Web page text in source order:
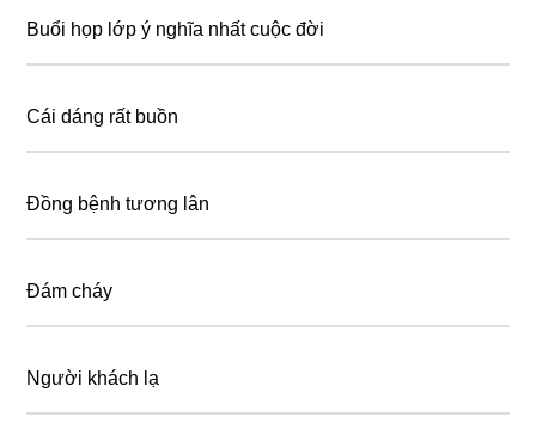
Buổi họp lớp ý nghĩa nhất cuộc đời
Cái dáng rất buồn
Đồng bệnh tương lân
Đám cháy
Người khách lạ